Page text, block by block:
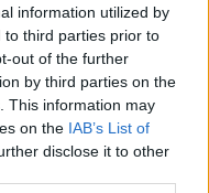
information utilized by
to third parties prior to
out of the further
by third parties on the
This information may
on the IAB’s List of
disclose it to other